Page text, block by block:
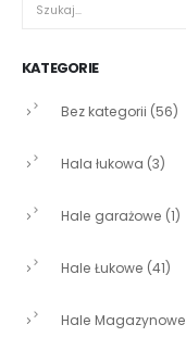
KATEGORIE
Bez kategorii (56)
Hala łukowa (3)
Hale garażowe (1)
Hale Łukowe (41)
Hale Magazynowe